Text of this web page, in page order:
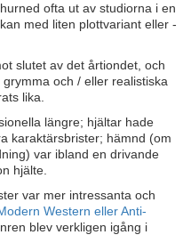
ofta ut av studiorna i en
med liten plottvariant eller -
slutet av det årtiondet, och
och / eller realistiska
lika.
längre; hjältar hade
karaktärsbrister; hämnd (om
var ibland en drivande
hjälte.
var mer intressanta och
Western eller Anti-
blev verkligen igång i